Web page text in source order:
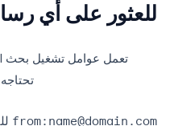
للعثور على أي
from:name@domain.com